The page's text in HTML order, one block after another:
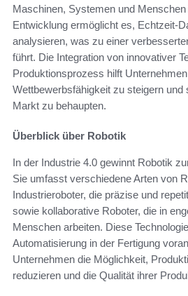
Maschinen, Systemen und
Entwicklung ermöglicht es, Echtzeit-
analysieren, was zu einer
führt. Die Integration von innovativer
Produktionsprozess hilft
Wettbewerbsfähigkeit zu steigern und
Markt zu behaupten.
Überblick über Robotik
In der Industrie 4.0 gewinnt Robotik
Sie umfasst verschiedene Arten von
Industrieroboter, die präzise und
sowie kollaborative Roboter, die in
Menschen arbeiten. Diese
Automatisierung in der Fertigung
Unternehmen die Möglichkeit,
reduzieren und die Qualität ihrer